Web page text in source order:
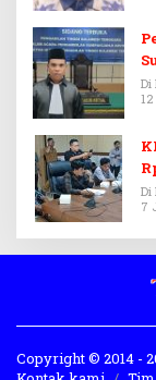
Di
Di
7
Copyright © 2014 -